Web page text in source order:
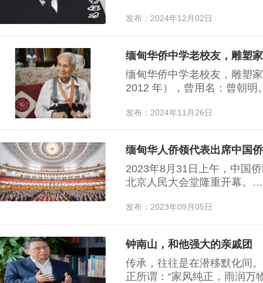
发布：2024年12月02日
缅甸华侨中学老校友，雕塑
缅甸华侨中学老校友，雕塑
2012 年），曾用名：曾朝
年随父母移居缅甸仰光。中
年又回到祖国，1928 年初
年，赴法国留学……
发布：2024年11月26日
缅甸华人侨领代表出席中国
2023年8月31日上午，中国
北京人民大会堂隆重开幕
发布：2023年09月05日
钟南山，和他强大的亲戚团
传承，往往是在潜移默化间
正所谓：“家风纯正，雨润万